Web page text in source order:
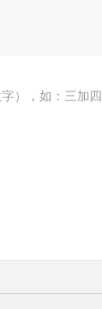
），如：三加四